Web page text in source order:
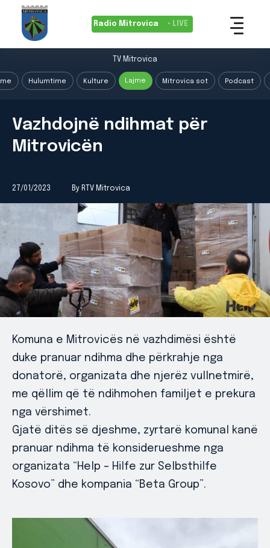
Radio Mitrovica • LIVE
TV Mitrovica
Hulumtime Kulture Lajme Mitrovica sot Podcast
Vazhdojnë ndihmat për
Mitrovicën
27/01/2023 By RTV Mitrovica
Komuna e Mitrovicës në vazhdimësi është
duke pranuar ndihma dhe përkrahje nga
donatorë, organizata dhe njerëz vullnetmirë,
me qëllim që të ndihmohen familjet e prekura
nga vërshimet.
Gjatë ditës së djeshme, zyrtarë komunal kanë
pranuar ndihma të konsiderueshme nga
organizata “Help – Hilfe zur Selbsthilfe
Kosovo” dhe kompania “Beta Group”.